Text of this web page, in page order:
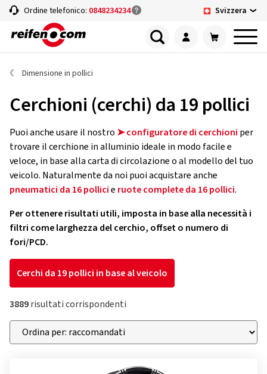
Ordine telefonico: 0848234234 Svizzera
Dimensione in pollici
Cerchioni (cerchi) da 19 pollici
Puoi anche usare il nostro ➤ configuratore di cerchioni per
trovare il cerchione in alluminio ideale in modo facile e
veloce, in base alla carta di circolazione o al modello del tuo
veicolo. Naturalmente da noi puoi acquistare anche
pneumatici da 16 pollicie ruote complete da 16 pollici.
Per ottenere risultati utili, imposta in base alla necessità i
filtri come larghezza del cerchio, offset o numero di
fori/PCD.
Cerchi da 19 pollici in base al veicolo
3889risultati corrispondenti